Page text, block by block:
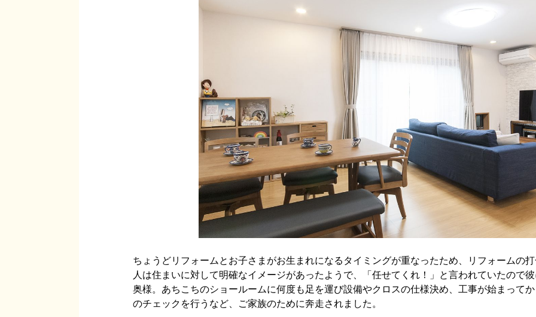
ちょうどリフォームとお子さまがお生まれになるタイミングが重なったため、リフォームの
人は住まいに対して明確なイメージがあったようで、「任せてくれ！」と言われていたので
奥様。あちこちのショールームに何度も足を運び設備やクロスの仕様決め、工事が始まって
のチェックを行うなど、ご家族のために奔走されました。